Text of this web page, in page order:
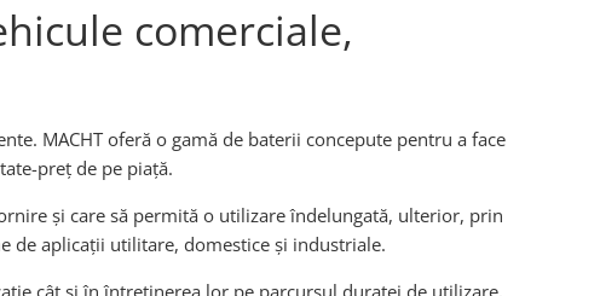
comerciale,
MACHT oferă o gamă de baterii concepute pentru a face
preț de pe piață.
și care să permită o utilizare îndelungată, ulterior, prin
de aplicații utilitare, domestice și industriale.